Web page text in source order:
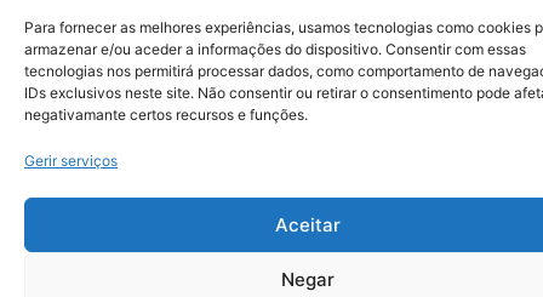
Para fornecer as melhores experiências, usamos tecnologias como cookies
armazenar e/ou aceder a informações do dispositivo. Consentir com essas
tecnologias nos permitirá processar dados, como comportamento de
IDs exclusivos neste site. Não consentir ou retirar o consentimento pode
negativamante certos recursos e funções.
Gerir serviços
Aceitar
Negar